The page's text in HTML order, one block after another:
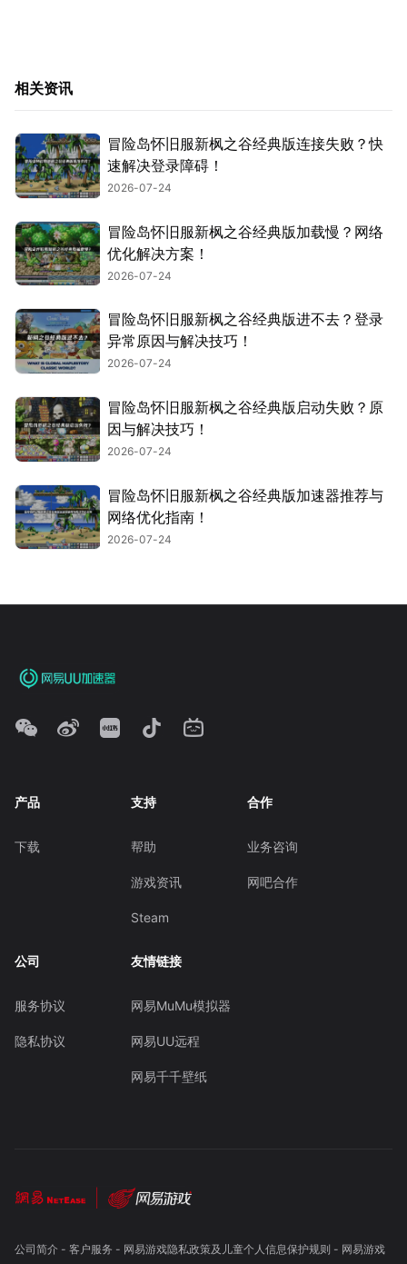
相关资讯
冒险岛怀旧服新枫之谷经典版连接失败？快
速解决登录障碍！
2026-07-24
冒险岛怀旧服新枫之谷经典版加载慢？网络
优化解决方案！
2026-07-24
冒险岛怀旧服新枫之谷经典版进不去？登录
异常原因与解决技巧！
2026-07-24
冒险岛怀旧服新枫之谷经典版启动失败？原
因与解决技巧！
2026-07-24
冒险岛怀旧服新枫之谷经典版加速器推荐与
网络优化指南！
2026-07-24
产品
下载
支持
帮助
游戏资讯
Steam
合作
业务咨询
网吧合作
公司
服务协议
隐私协议
友情链接
网易MuMu模拟器
网易UU远程
网易千千壁纸
公司简介- 客户服务 - 网易游戏隐私政策及儿童个人信息保护规则 - 网易游戏